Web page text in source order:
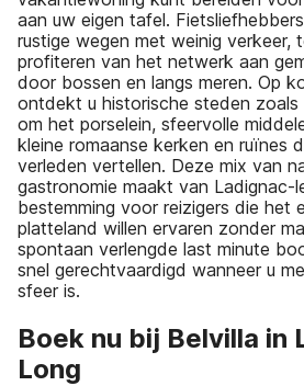
aan uw eigen tafel.
rustige wegen met weinig verkeer,
profiteren van het netwerk aan
door bossen en langs meren. Op
ontdekt u historische steden zoals
om het porselein, sfeervolle
kleine romaanse kerken en ruïnes
verleden vertellen. Deze mix van
gastronomie maakt van Ladignac-
bestemming voor reizigers die het
platteland willen ervaren zonder
spontaan verlengde last minute
snel gerechtvaardigd wanneer u
sfeer is.
Boek nu bij Belvilla in
Long